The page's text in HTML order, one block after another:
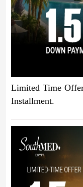
Limited Time
Installment.